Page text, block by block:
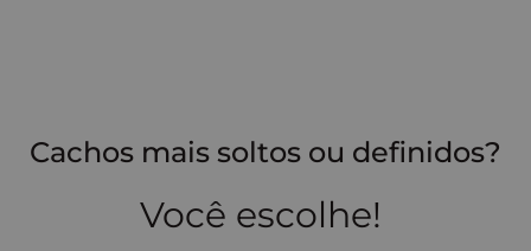
Cachos mais soltos ou definidos?
Você escolhe!